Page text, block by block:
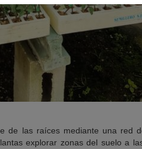
de las raíces mediante una red
explorar zonas del suelo a